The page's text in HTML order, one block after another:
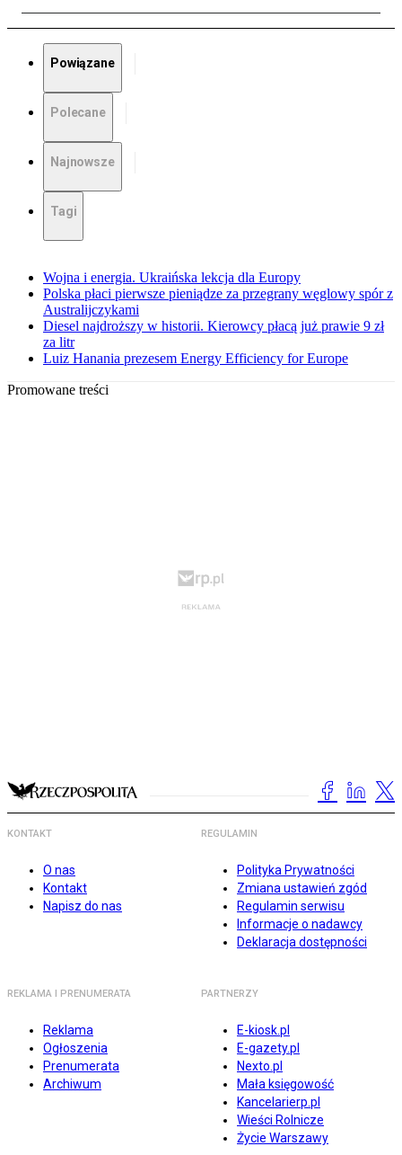
Powiązane
Polecane
Najnowsze
Tagi
Wojna i energia. Ukraińska lekcja dla Europy
Polska płaci pierwsze pieniądze za przegrany węglowy spór z
Australijczykami
Diesel najdroższy w historii. Kierowcy płacą już prawie 9 zł
za litr
Luiz Hanania prezesem Energy Efficiency for Europe
Promowane treści
KONTAKT
O nas
Kontakt
Napisz do nas
REGULAMIN
Polityka Prywatności
Zmiana ustawień zgód
Regulamin serwisu
Informacje o nadawcy
Deklaracja dostępności
REKLAMA I PRENUMERATA
Reklama
Ogłoszenia
Prenumerata
Archiwum
PARTNERZY
E-kiosk.pl
E-gazety.pl
Nexto.pl
Mała księgowość
Kancelarierp.pl
Wieści Rolnicze
Życie Warszawy